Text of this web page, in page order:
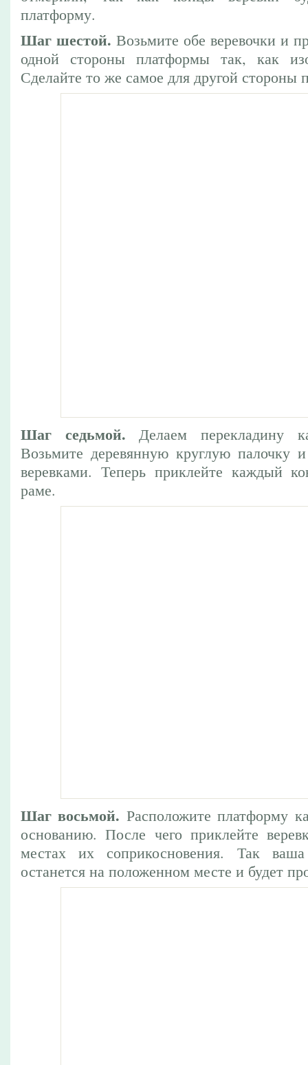
платформу.
Шаг шестой. Возьмите обе веревочки и
одной стороны платформы так, как
Сделайте то же самое для другой стороны
Шаг седьмой. Делаем перекладину
Возьмите деревянную круглую палочку
веревками. Теперь приклейте каждый
раме.
Шаг восьмой. Расположите платформу
основанию. После чего приклейте
местах их соприкосновения. Так
останется на положенном месте и будет